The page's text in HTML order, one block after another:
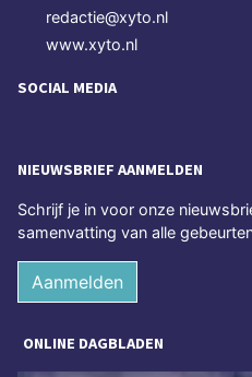
redactie@xyto.nl
www.xyto.nl
SOCIAL MEDIA
NIEUWSBRIEF AANMELDEN
Schrijf je in voor onze
samenvatting van alle
Aanmelden
ONLINE DAGBLADEN